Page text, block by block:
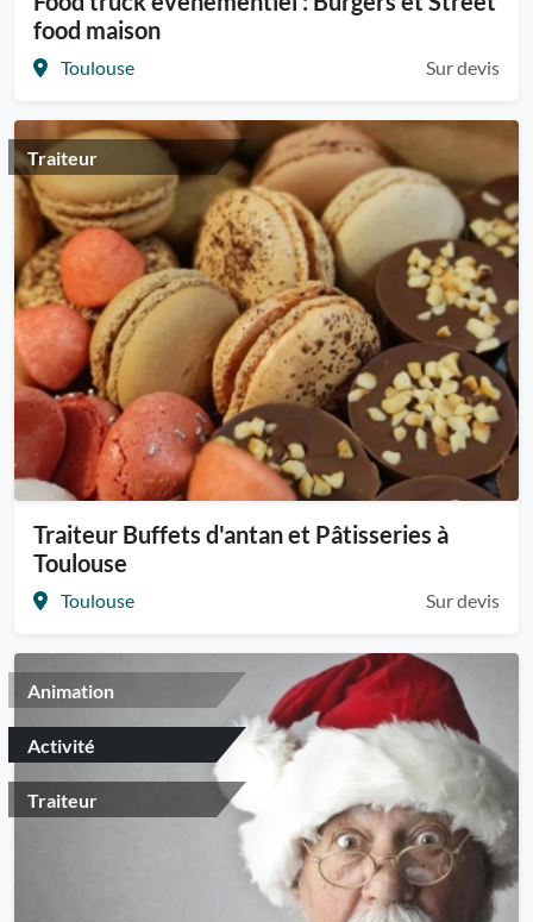
food maison
Toulouse Sur devis
Traiteur
Traiteur Buffets d'antan et Pâtisseries à
Toulouse
Toulouse Sur devis
Animation
Activité
Traiteur